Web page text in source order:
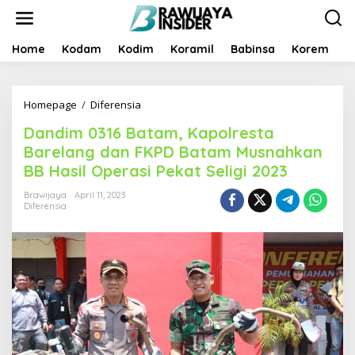
t
Home Kodam Kodim Koramil Babinsa Korem
Homepage / Diferensia
n
d
m
6
m
,
K
a
Dandim 0316 Batam, Kapolresta
Barelang dan FKPD Batam Musnahkan
BB Hasil Operasi Pekat Seligi 2023
Brawijaya
April 11, 2023
Diferensia